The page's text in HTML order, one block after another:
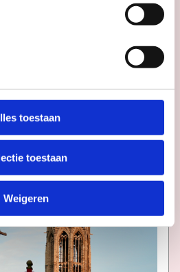
toestaan
toestaan
Weigeren
in
Utrecht